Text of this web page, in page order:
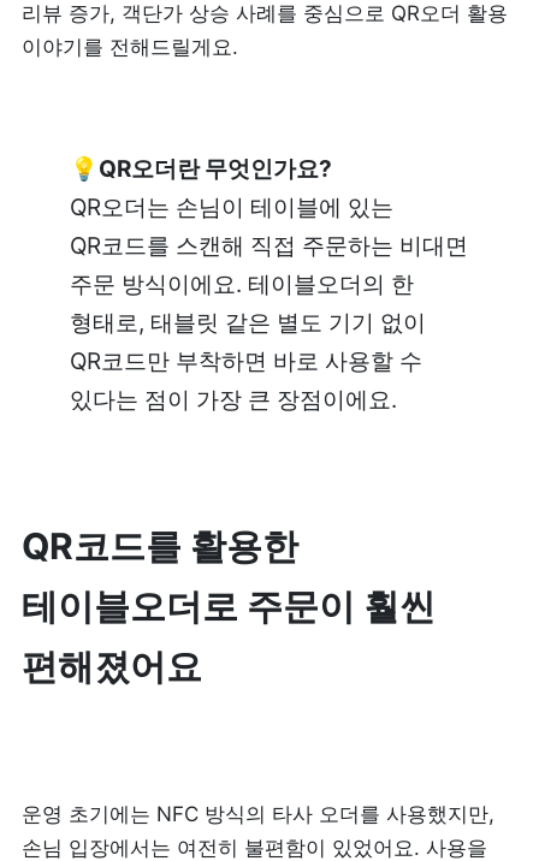
식당
서비스업
피트니스
B2B
SDK·API 연동
페이스패스
추천 조합
혜택
대리점 홈페이지
광고 제휴
상담 받기
리뷰 증가, 객단가 상승 사례를 중심으로 QR오더 활용
이야기를 전해드릴게요.
💡QR오더란 무엇인가요?
QR오더는 손님이 테이블에 있는
QR코드를 스캔해 직접 주문하는 비대면
주문 방식이에요. 테이블오더의 한
형태로, 태블릿 같은 별도 기기 없이
QR코드만 부착하면 바로 사용할 수
있다는 점이 가장 큰 장점이에요.
QR코드를 활용한
테이블오더로 주문이 훨씬
편해졌어요
운영 초기에는 NFC 방식의 타사 오더를 사용했지만,
손님 입장에서는 여전히 불편함이 있었어요. 사용을